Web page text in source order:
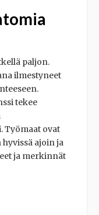
paljon.
ilmestyneet
tekee
Työmaat ovat
ajoin ja
ja merkinnät